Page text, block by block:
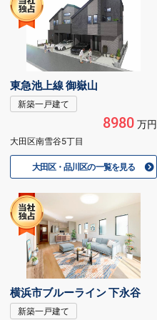
東急池上線 御嶽山
新築一戸建て
8980万円
大田区南雪谷5丁目
大田区・品川区の一覧を見る
横浜市ブルーライン 下永谷
新築一戸建て